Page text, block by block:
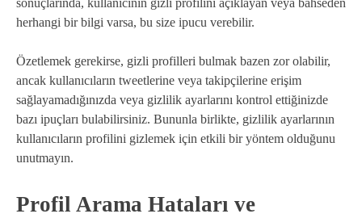
sonuçlarında, kullanıcının gizli profilini açıklayan veya bahseden
herhangi bir bilgi varsa, bu size ipucu verebilir.
Özetlemek gerekirse, gizli profilleri bulmak bazen zor olabilir,
ancak kullanıcıların tweetlerine veya takipçilerine erişim
sağlayamadığınızda veya gizlilik ayarlarını kontrol ettiğinizde
bazı ipuçları bulabilirsiniz. Bununla birlikte, gizlilik ayarlarının
kullanıcıların profilini gizlemek için etkili bir yöntem olduğunu
unutmayın.
Profil Arama Hataları ve